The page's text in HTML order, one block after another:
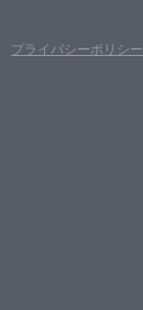
プライバシーポリシー